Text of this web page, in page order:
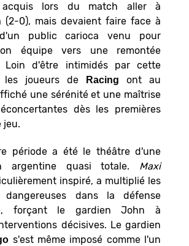
acquis lors du match aller à
(2-0), mais devaient faire face à
public carioca venu pour
équipe vers une remontée
Loin d'être intimidés par cette
les joueurs de
Racing
ont au
une sérénité et une maîtrise
dès les premières
jeu.
période a été le théâtre d'une
argentine quasi totale. Maxi
inspiré, a multiplié les
dangereuses dans la défense
forçant le gardien John à
décisives. Le gardien
s'est même imposé comme l'un